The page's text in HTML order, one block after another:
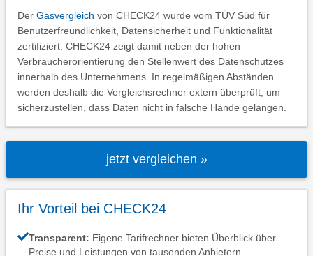
Der Gasvergleich von CHECK24 wurde vom TÜV Süd für
Benutzerfreundlichkeit, Datensicherheit und Funktionalität
zertifiziert. CHECK24 zeigt damit neben der hohen
Verbraucherorientierung den Stellenwert des Datenschutzes
innerhalb des Unternehmens. In regelmäßigen Abständen
werden deshalb die Vergleichsrechner extern überprüft, um
sicherzustellen, dass Daten nicht in falsche Hände gelangen.
jetzt vergleichen »
Ihr Vorteil bei CHECK24
Transparent: Eigene Tarifrechner bieten Überblick über
Preise und Leistungen von tausenden Anbietern